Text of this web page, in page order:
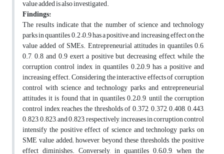
value added is also investigated.
Findings:
The results indicate that the number of science and technology
parks in quantiles 0.2 –0.9 has a positive and increasing effect on the
value added of SMEs. Entrepreneurial attitudes in quantiles 0.6,
0.7, 0.8, and 0.9 exert a positive but decreasing effect, while the
corruption control index in quantiles 0.2–0.9 has a positive and
increasing effect. Considering the interactive effects of corruption
control with science and technology parks and entrepreneurial
attitudes, it is found that in quantiles 0.2–0.9, until the corruption
control index reaches the thresholds of 0.372, 0.372, 0.408, 0.443,
0.823, 0.823, and 0.823, respectively, increases in corruption control
intensify the positive effect of science and technology parks on
SME value added; however, beyond these thresholds, the positive
effect diminishes. Conversely, in quantiles 0.6–0.9, when the